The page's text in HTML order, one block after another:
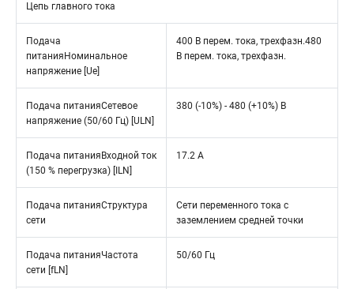
Цепь главного тока
Подача
питанияНоминальное
напряжение [Ue]
400 В перем. тока, трехфазн.480
В перем. тока, трехфазн.
Подача питанияСетевое
напряжение (50/60 Гц) [ULN]
380 (-10%) - 480 (+10%) В
Подача питанияВходной ток
(150 % перегрузка) [ILN]
17.2 A
Подача питанияСтруктура
сети
Сети переменного тока с
заземлением средней точки
Подача питанияЧастота
сети [fLN]
50/60 Гц